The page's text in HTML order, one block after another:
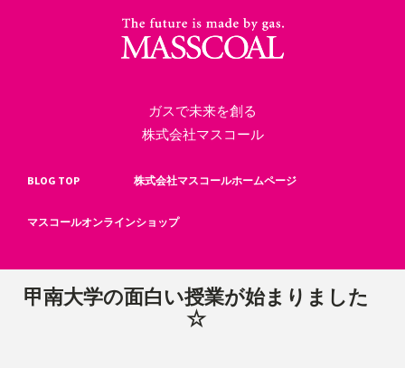
ガスで未来を創る
株式会社マスコール
BLOG TOP 株式会社マスコールホームページ
マスコールオンラインショップ
甲南大学の面白い授業が始まりました
☆